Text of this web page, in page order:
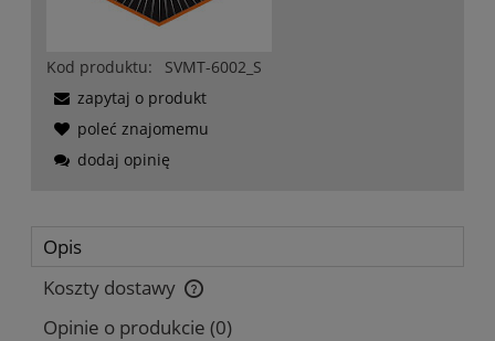
Kod produktu:
SVMT-6002_S
zapytaj o produkt
poleć znajomemu
dodaj opinię
Opis
Koszty dostawy
Cena nie zawiera ewentualnych kosztów płatności
Opinie o produkcie (0)